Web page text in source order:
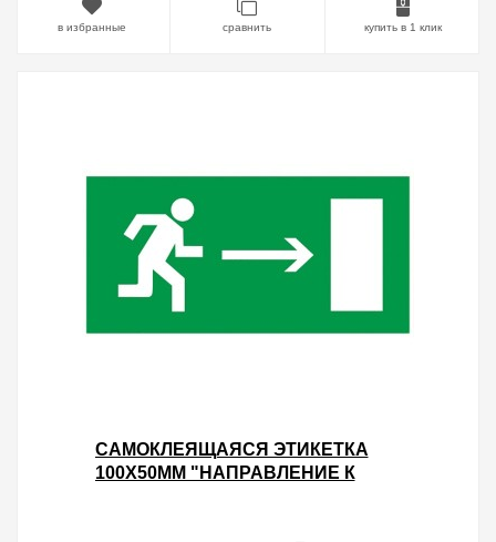
в избранные сравнить купить в 1 клик
САМОКЛЕЯЩАЯСЯ ЭТИКЕТКА
100Х50ММ "НАПРАВЛЕНИЕ К